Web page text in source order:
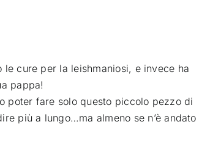
cure per la leishmaniosi, e invece ha
pappa!
poter fare solo questo piccolo pezzo di
più a lungo…ma almeno se n’è andato